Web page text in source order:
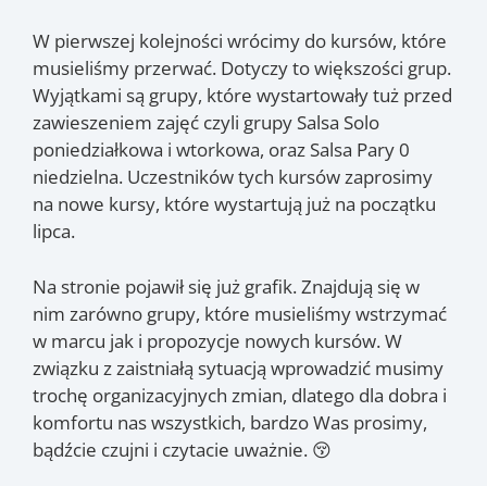
W pierwszej kolejności wrócimy do kursów, które
musieliśmy przerwać. Dotyczy to większości grup.
Wyjątkami są grupy, które wystartowały tuż przed
zawieszeniem zajęć czyli grupy Salsa Solo
poniedziałkowa i wtorkowa, oraz Salsa Pary 0
niedzielna. Uczestników tych kursów zaprosimy
na nowe kursy, które wystartują już na początku
lipca.
Na stronie pojawił się już grafik. Znajdują się w
nim zarówno grupy, które musieliśmy wstrzymać
w marcu jak i propozycje nowych kursów. W
związku z zaistniałą sytuacją wprowadzić musimy
trochę organizacyjnych zmian, dlatego dla dobra i
komfortu nas wszystkich, bardzo Was prosimy,
bądźcie czujni i czytacie uważnie. 😚